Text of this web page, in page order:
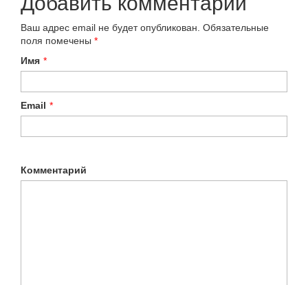
Ваш адрес email не будет опубликован. Обязательные
поля помечены *
Имя *
Email *
Комментарий